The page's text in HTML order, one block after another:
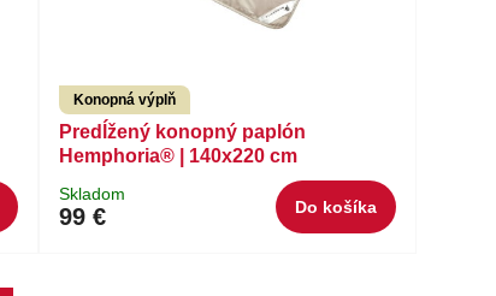
Konopná výplň
Predĺžený konopný paplón
Hemphoria® | 140x220 cm
Skladom
99 € Do košíka